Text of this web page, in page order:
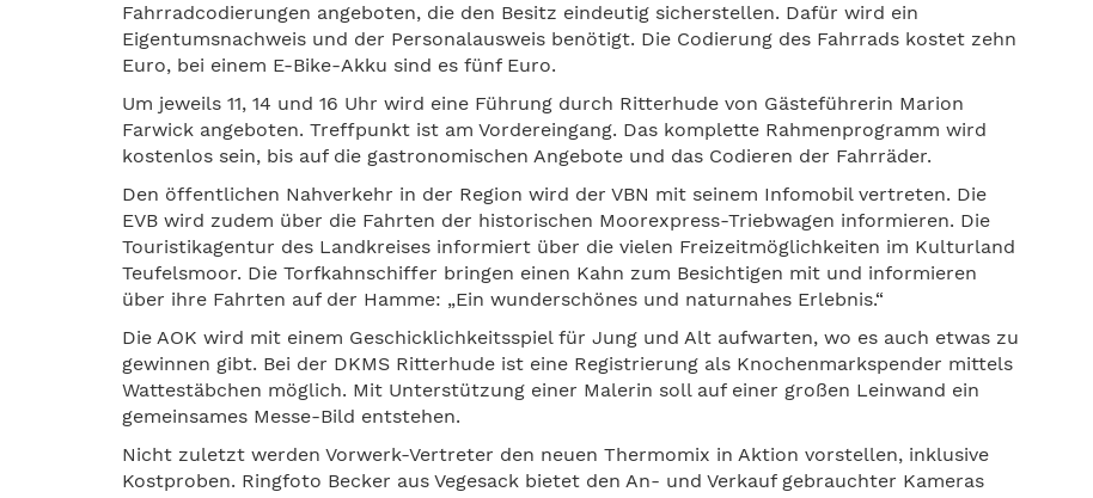
Fahrradcodierungen angeboten, die den Besitz eindeutig sicherstellen. Dafür wird ein
Eigentumsnachweis und der Personalausweis benötigt. Die Codierung des Fahrrads kostet zehn
Euro, bei einem E-Bike-Akku sind es fünf Euro.
Um jeweils 11, 14 und 16 Uhr wird eine Führung durch Ritterhude von Gästeführerin Marion
Farwick angeboten. Treffpunkt ist am Vordereingang. Das komplette Rahmenprogramm wird
kostenlos sein, bis auf die gastronomischen Angebote und das Codieren der Fahrräder.
Den öffentlichen Nahverkehr in der Region wird der VBN mit seinem Infomobil vertreten. Die
EVB wird zudem über die Fahrten der historischen Moorexpress-Triebwagen informieren. Die
Touristikagentur des Landkreises informiert über die vielen Freizeitmöglichkeiten im Kulturland
Teufelsmoor. Die Torfkahnschiffer bringen einen Kahn zum Besichtigen mit und informieren
über ihre Fahrten auf der Hamme: „Ein wunderschönes und naturnahes Erlebnis.“
Die AOK wird mit einem Geschicklichkeitsspiel für Jung und Alt aufwarten, wo es auch etwas zu
gewinnen gibt. Bei der DKMS Ritterhude ist eine Registrierung als Knochenmarkspender mittels
Wattestäbchen möglich. Mit Unterstützung einer Malerin soll auf einer großen Leinwand ein
gemeinsames Messe-Bild entstehen.
Nicht zuletzt werden Vorwerk-Vertreter den neuen Thermomix in Aktion vorstellen, inklusive
Kostproben. Ringfoto Becker aus Vegesack bietet den An- und Verkauf gebrauchter Kameras